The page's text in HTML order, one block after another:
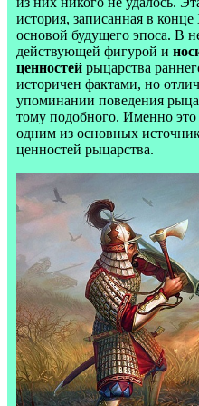
история, записанная в
основой будущего эпоса. В
действующей фигурой и
ценностей рыцарства
историчен фактами, но
упоминании поведения
тому подобного. Именно это
одним из основных
ценностей рыцарства.